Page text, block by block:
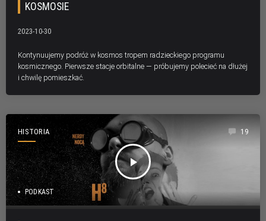
KOSMOSIE
2023-10-30
Kontynuujemy podróż w kosmos tropem radzieckiego programu
kosmicznego. Pierwsze stacje orbitalne — próbujemy polecieć na dłużej
i chwilę pomieszkać.
HISTORIA
play_arrow
19
PODKAST